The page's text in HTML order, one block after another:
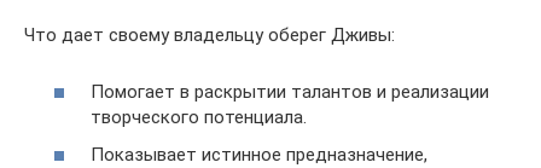
Что дает своему владельцу оберег Дживы:
Помогает в раскрытии талантов и реализации
творческого потенциала.
Показывает истинное предназначение,